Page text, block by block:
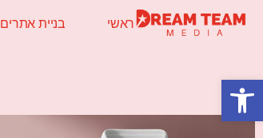
ראשי בניית אתרים
פתח סרגל נגישות